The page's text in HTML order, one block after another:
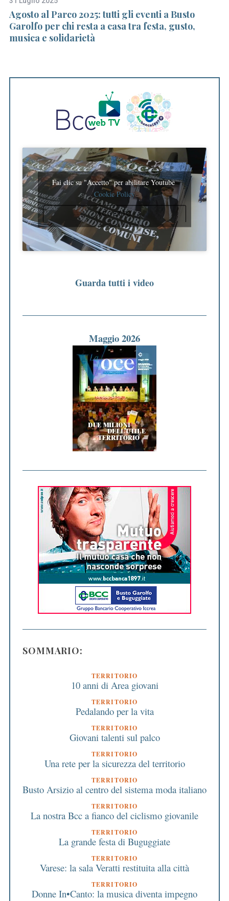
Agosto al Parco 2025: tutti gli eventi a Busto
Garolfo per chi resta a casa tra festa, gusto,
musica e solidarietà
Fai clic su "Accetto" per abilitare Youtube
Cookie Policy
ACCETTO
Guarda tutti i video
Maggio 2026
SOMMARIO:
TERRITORIO
10 anni di Area giovani
TERRITORIO
Pedalando per la vita
TERRITORIO
Giovani talenti sul palco
TERRITORIO
Una rete per la sicurezza del territorio
TERRITORIO
Busto Arsizio al centro del sistema moda italiano
TERRITORIO
La nostra Bcc a fianco del ciclismo giovanile
TERRITORIO
La grande festa di Buguggiate
TERRITORIO
Varese: la sala Veratti restituita alla città
TERRITORIO
Donne In•Canto: la musica diventa impegno